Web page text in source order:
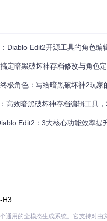
逻辑冲突。支持所有职业的技
Diablo Edit2开源工具的角色编
定暗黑破坏神存档修改与角色定
极角色：写给暗黑破坏神2玩家的角
高效暗黑破坏神存档编辑工具，3
Edit2：3大核心功能效率提
H3